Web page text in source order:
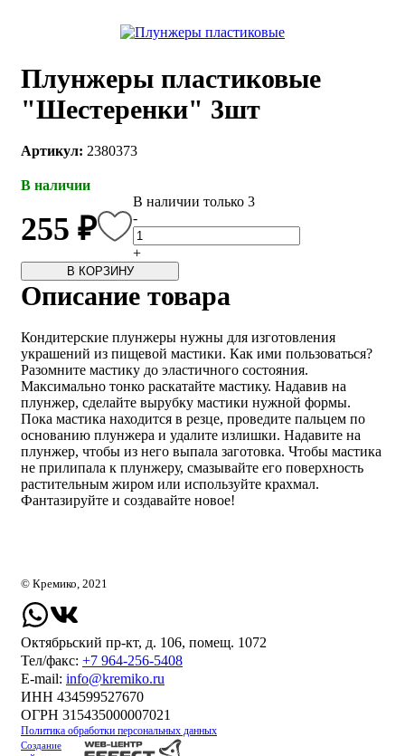
256-54-
Плунжеры пластиковые
"Шестеренки" 3шт
Артикул: 2380373
В наличии
255 ₽
В наличии только 3
-
+
В КОРЗИНУ
Описание товара
Кондитерские плунжеры нужны для изготовления
украшений из пищевой мастики. Как ими пользоваться?
Разомните мастику до эластичного состояния.
Максимально тонко раскатайте мастику. Надавив на
плунжер, сделайте вырубку мастики нужной формы.
Пока мастика находится в резце, проведите пальцем по
основанию плунжера и удалите излишки. Надавите на
плунжер, чтобы из него выпала заготовка. Чтобы мастика
не прилипала к плунжеру, смазывайте его поверхность
растительным жиром или используйте крахмал.
Фантазируйте и создавайте новое!
© Кремико, 2021
Октябрьский пр-кт, д. 106, помещ. 1072
Тел/факс: +7 964-256-5408
Е-mail: info@kremiko.ru
ИНН 434599527670
ОГРН 315435000007021
Политика обработки персональных данных
Создание